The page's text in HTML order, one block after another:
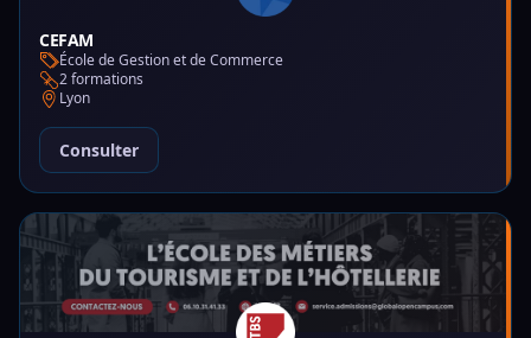
CEFAM
École de Gestion et de Commerce
2 formations
Lyon
Consulter